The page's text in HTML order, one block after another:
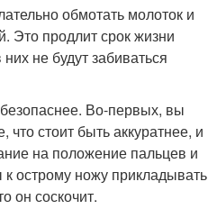
обмотать молоток и
Это продлит срок жизни
не будут забиваться
Во-первых, вы
что стоит быть аккуратнее, и
на положение пальцев и
острому ножу прикладывать
он соскочит.